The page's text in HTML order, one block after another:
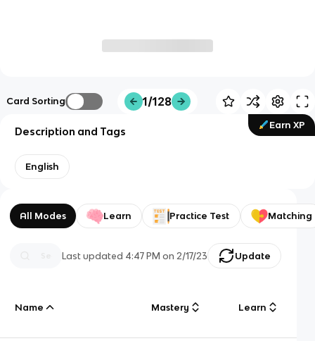
Card Sorting 1/128
Earn XP
Description and Tags
English
All Modes Learn Practice Test Matching
Last updated 4:47 PM on 2/17/23 Update
Name Mastery Learn